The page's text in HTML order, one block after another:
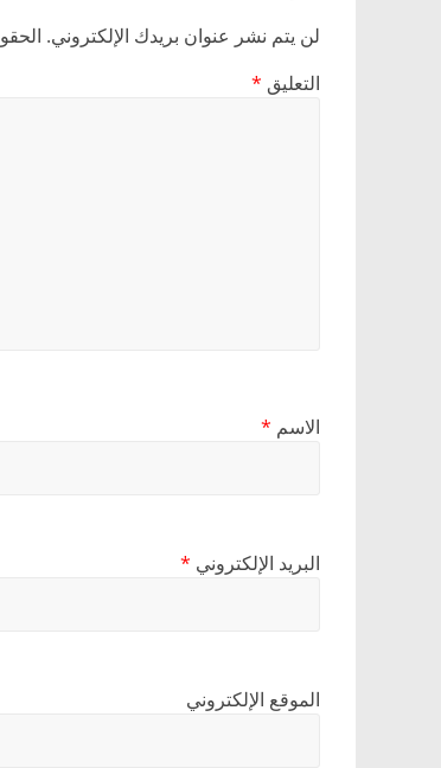
لن يتم نشر عنوان بريدك الإلكتروني.
التعليق *
الاسم *
البريد الإلكتروني *
الموقع الإلكتروني